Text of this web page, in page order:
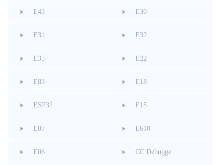
E43 E30
E31 E32
E35 E22
E83 E18
ESP32 E15
E07 E610
E06 CC Debugge